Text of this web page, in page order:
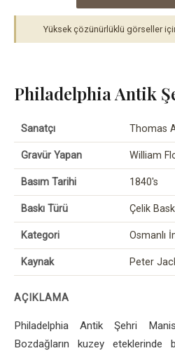
Yüksek çözünürlüklü görseller
Philadelphia Antik
Sanatçı Thomas
Gravür Yapan William
Basım Tarihi 1840's
Baskı Türü Çelik
Kategori Osmanlı
Kaynak Peter
AÇIKLAMA
Philadelphia Antik Şehri
Bozdağların kuzey eteklerinde